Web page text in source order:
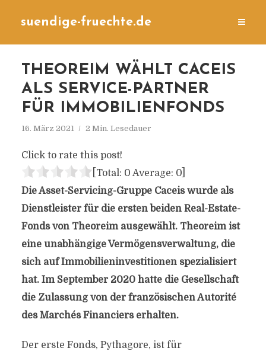
suendige-fruechte.de
THEOREIM WÄHLT CACEIS
ALS SERVICE-PARTNER
FÜR IMMOBILIENFONDS
16. März 2021 2 Min. Lesedauer
Click to rate this post!
[Total: 0 Average: 0]
Die Asset-Servicing-Gruppe Caceis wurde als
Dienstleister für die ersten beiden Real-Estate-
Fonds von Theoreim ausgewählt. Theoreim ist
eine unabhängige Vermögensverwaltung, die
sich auf Immobilieninvestitionen spezialisiert
hat. Im September 2020 hatte die Gesellschaft
die Zulassung von der französischen Autorité
des Marchés Financiers erhalten.
Der erste Fonds, Pythagore, ist für